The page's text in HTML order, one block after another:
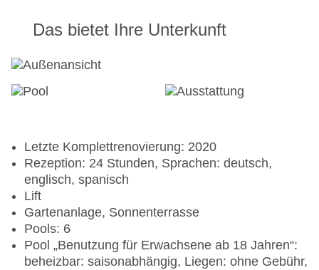
Das bietet Ihre Unterkunft
Letzte Komplettrenovierung: 2020
Rezeption: 24 Stunden, Sprachen: deutsch,
englisch, spanisch
Lift
Gartenanlage, Sonnenterrasse
Pools: 6
Pool „Benutzung für Erwachsene ab 18 Jahren“:
beheizbar: saisonabhängig, Liegen: ohne Gebühr,